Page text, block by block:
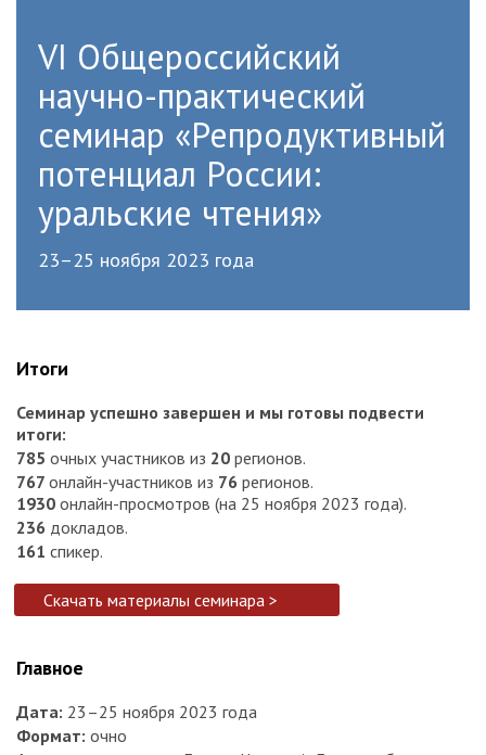
VI Общероссийский
научно-практический
семинар «Репродуктивный
потенциал России:
уральские чтения»
23–25 ноября 2023 года
Итоги
Семинар успешно завершен и мы готовы подвести
итоги:
785 очных участников из 20 регионов.
767 онлайн-участников из 76 регионов.
1930 онлайн-просмотров (на 25 ноября 2023 года).
236 докладов.
161 спикер.
Скачать материалы семинара >
Главное
Дата: 23–25 ноября 2023 года
Формат: очно